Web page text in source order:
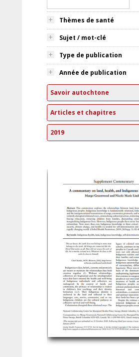
Thèmes de santé
Sujet / mot-clé
Type de publication
Année de publication
Savoir autochtone
Articles et chapitres
2019